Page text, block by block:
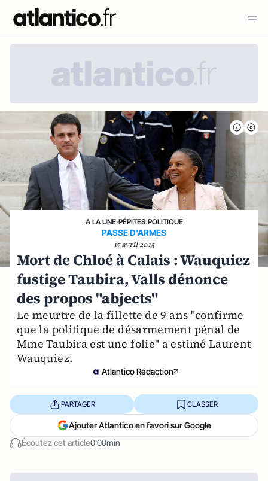
A LA UNE›PÉPITES›POLITIQUE
PASSE D'ARMES
17 avril 2015
Mort de Chloé à Calais : Wauquiez
fustige Taubira, Valls dénonce
des propos "abjects"
Le meurtre de la fillette de 9 ans "confirme
que la politique de désarmement pénal de
Mme Taubira est une folie" a estimé Laurent
Wauquiez.
Atlantico Rédaction
Écoutez cet article0:00min
PARTAGER CLASSER
Ajouter Atlantico en favori sur Google